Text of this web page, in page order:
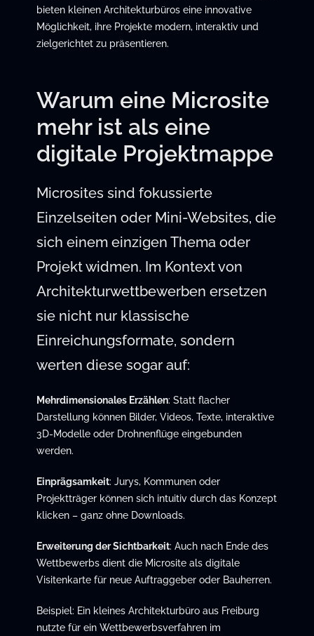
bieten kleinen Architekturbüros eine innovative
Möglichkeit, ihre Projekte modern, interaktiv und
zielgerichtet zu präsentieren.
Warum eine Microsite
mehr ist als eine
digitale Projektmappe
Microsites sind fokussierte
Einzelseiten oder Mini-Websites, die
sich einem einzigen Thema oder
Projekt widmen. Im Kontext von
Architekturwettbewerben ersetzen
sie nicht nur klassische
Einreichungsformate, sondern
werten diese sogar auf:
Mehrdimensionales Erzählen: Statt flacher
Darstellung können Bilder, Videos, Texte, interaktive
3D-Modelle oder Drohnenflüge eingebunden
werden.
Einprägsamkeit: Jurys, Kommunen oder
Projektträger können sich intuitiv durch das Konzept
klicken – ganz ohne Downloads.
Erweiterung der Sichtbarkeit: Auch nach Ende des
Wettbewerbs dient die Microsite als digitale
Visitenkarte für neue Auftraggeber oder Bauherren.
Beispiel: Ein kleines Architekturbüro aus Freiburg
nutzte für ein Wettbewerbsverfahren im